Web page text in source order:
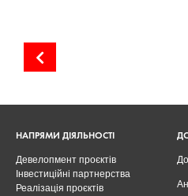
НАПРЯМИ ДІЯЛЬНОСТІ
Девелопмент проєктів
Інвестиційні партнерства
Реалізація проєктів